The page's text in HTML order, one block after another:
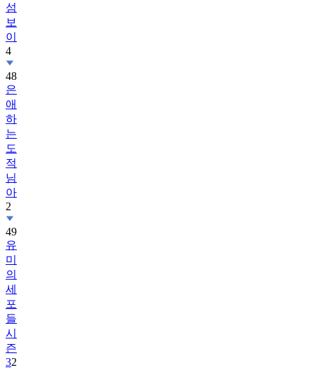
섬
보
이
4
48
은
애
하
는
도
적
님
아
2
49
유
미
의
세
포
들
시
즌
32